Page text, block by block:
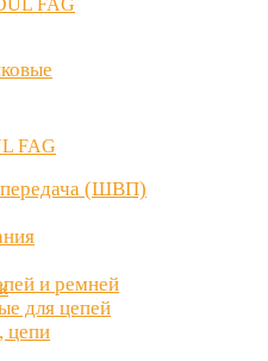
(ШВП)
и ремней
для цепей
цепи
FAG